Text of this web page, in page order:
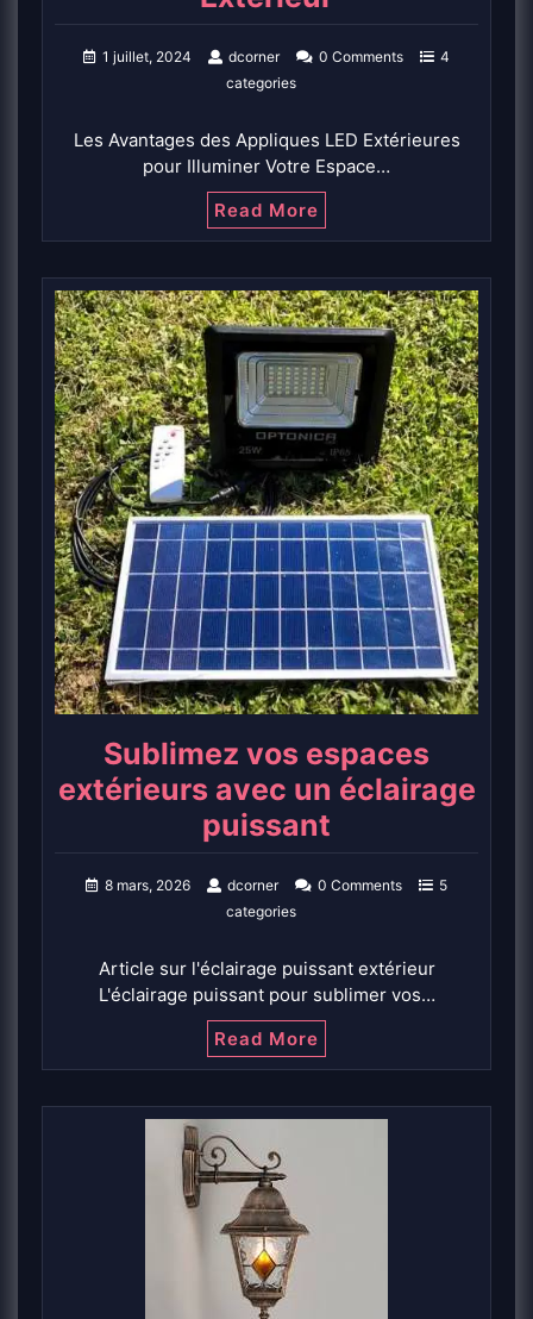
1 juillet, 2024 dcorner 0 Comments
4
categories
Les Avantages des Appliques LED Extérieures
pour Illuminer Votre Espace…
Read More
Sublimez vos espaces
extérieurs avec un éclairage
puissant
8 mars, 2026 dcorner 0 Comments
5
categories
Article sur l'éclairage puissant extérieur
L'éclairage puissant pour sublimer vos…
Read More